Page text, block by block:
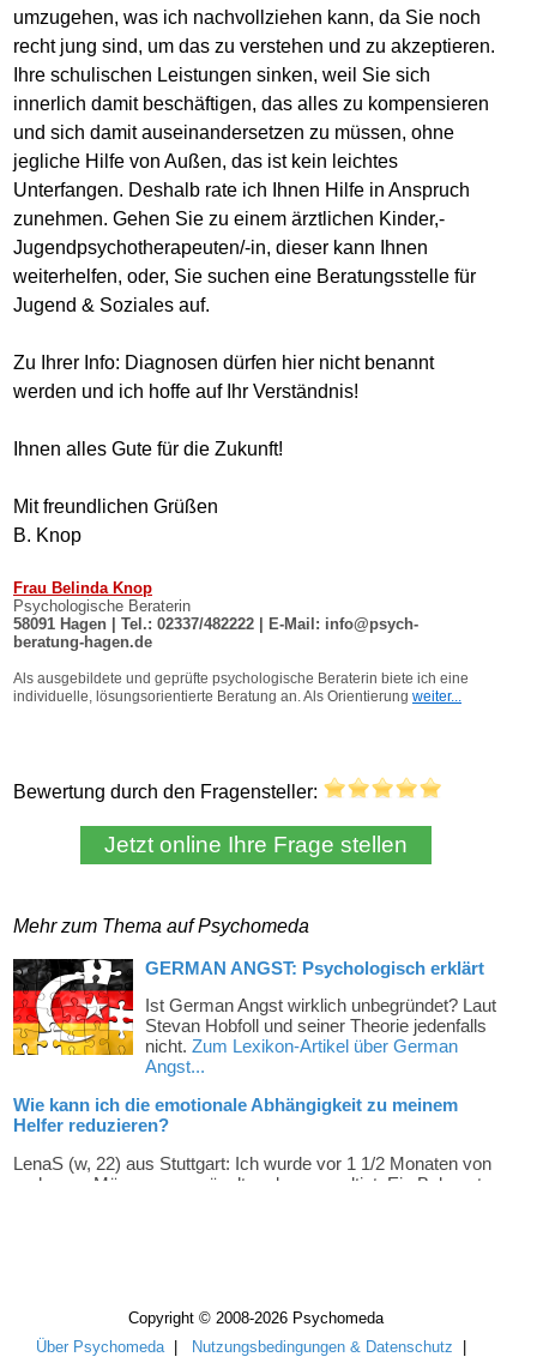
umzugehen, was ich nachvollziehen kann, da Sie noch
recht jung sind, um das zu verstehen und zu akzeptieren.
Ihre schulischen Leistungen sinken, weil Sie sich
innerlich damit beschäftigen, das alles zu kompensieren
und sich damit auseinandersetzen zu müssen, ohne
jegliche Hilfe von Außen, das ist kein leichtes
Unterfangen. Deshalb rate ich Ihnen Hilfe in Anspruch
zunehmen. Gehen Sie zu einem ärztlichen Kinder,-
Jugendpsychotherapeuten/-in, dieser kann Ihnen
weiterhelfen, oder, Sie suchen eine Beratungsstelle für
Jugend & Soziales auf.
Zu Ihrer Info: Diagnosen dürfen hier nicht benannt
werden und ich hoffe auf Ihr Verständnis!
Ihnen alles Gute für die Zukunft!
Mit freundlichen Grüßen
B. Knop
Bewertung durch den Fragensteller:
Mehr zum Thema auf Psychomeda
Copyright © 2008-2026 Psychomeda
Über Psychomeda| Nutzungsbedingungen & Datenschutz